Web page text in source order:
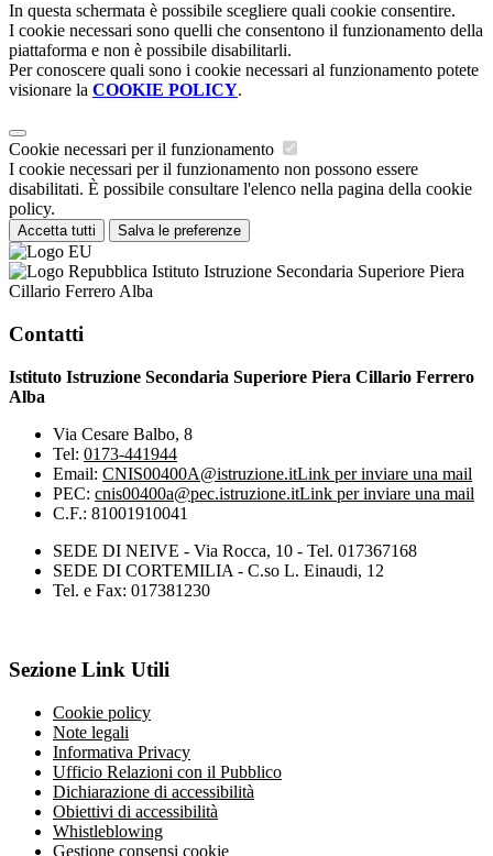
In questa schermata è possibile scegliere quali cookie consentire.
I cookie necessari sono quelli che consentono il funzionamento della
piattaforma e non è possibile disabilitarli.
Per conoscere quali sono i cookie necessari al funzionamento potete
visionare la COOKIE POLICY.
Cookie necessari per il funzionamento
I cookie necessari per il funzionamento non possono essere
disabilitati. È possibile consultare l'elenco nella pagina della cookie
policy.
Accetta tutti Salva le preferenze
Istituto Istruzione Secondaria Superiore Piera
Cillario Ferrero Alba
Contatti
Istituto Istruzione Secondaria Superiore Piera Cillario Ferrero
Alba
Via Cesare Balbo, 8
Tel: 0173-441944
Email: CNIS00400A@istruzione.itLink per inviare una mail
PEC: cnis00400a@pec.istruzione.itLink per inviare una mail
C.F.: 81001910041
SEDE DI NEIVE - Via Rocca, 10 - Tel. 017367168
SEDE DI CORTEMILIA - C.so L. Einaudi, 12
Tel. e Fax: 017381230
Sezione Link Utili
Cookie policy
Note legali
Informativa Privacy
Ufficio Relazioni con il Pubblico
Dichiarazione di accessibilità
Obiettivi di accessibilità
Whistleblowing
Gestione consensi cookie